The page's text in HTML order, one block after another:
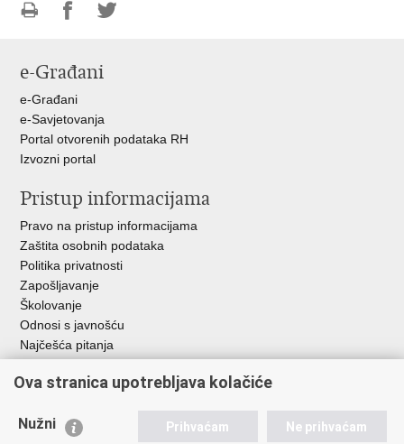
FacebookuTwitteru
e-Građani
e-Građani
e-Savjetovanja
Portal otvorenih podataka RH
Izvozni portal
Pristup informacijama
Pravo na pristup informacijama
Zaštita osobnih podataka
Politika privatnosti
Zapošljavanje
Školovanje
Odnosi s javnošću
Najčešća pitanja
Važne poveznice
EMN Nacionalna kontaktna točka za Republiku Hrvatsku
Ova stranica upotrebljava kolačiće
Nužni Prihvaćam Ne prihvaćam